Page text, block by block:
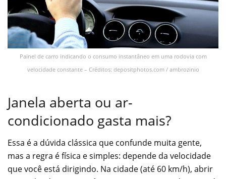
Painel de carro indicando o consumo instantâneo em uma rodovia com
velocidade constante – Créditos: depositphotos.com / ambrozinio
Janela aberta ou ar-
condicionado gasta mais?
Essa é a dúvida clássica que confunde muita gente,
mas a regra é física e simples: depende da velocidade
que você está dirigindo. Na cidade (até 60 km/h), abrir